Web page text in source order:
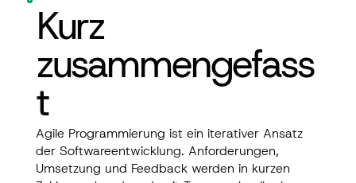
Kurz
zusammengefass
t
Agile Programmierung ist ein iterativer Ansatz
der Softwareentwicklung. Anforderungen,
Umsetzung und Feedback werden in kurzen